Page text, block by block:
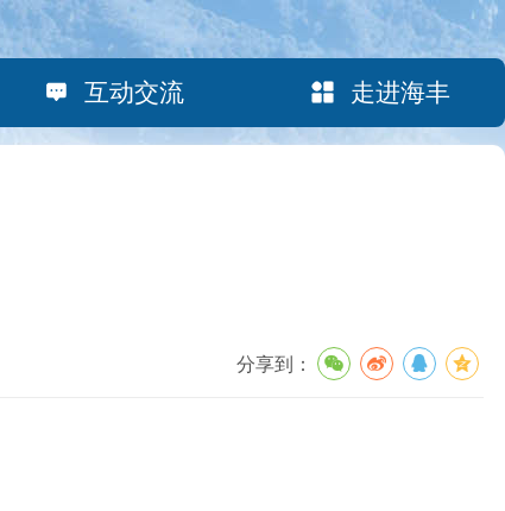
互动交流 走进海丰
分享到：